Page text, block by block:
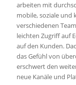
arbeiten mit
mobile, soziale und
verschiedenen
leichten Zugriff auf
auf den Kunden.
das Gefühl von
erschwert den
neue Kanäle und